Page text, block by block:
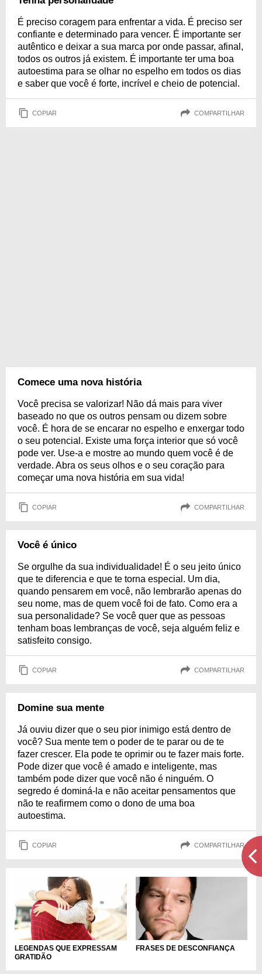
É preciso coragem para enfrentar a vida. É preciso ser
confiante e determinado para vencer. É importante ser
autêntico e deixar a sua marca por onde passar, afinal,
todos os outros já existem. É importante ter uma boa
autoestima para se olhar no espelho em todos os dias
e saber que você é forte, incrível e cheio de potencial.
COPIAR COMPARTILHAR
Comece uma nova história
Você precisa se valorizar! Não dá mais para viver
baseado no que os outros pensam ou dizem sobre
você. É hora de se encarar no espelho e enxergar todo
o seu potencial. Existe uma força interior que só você
pode ver. Use-a e mostre ao mundo quem você é de
verdade. Abra os seus olhos e o seu coração para
começar uma nova história em sua vida!
COPIAR COMPARTILHAR
Você é único
Se orgulhe da sua individualidade! É o seu jeito único
que te diferencia e que te torna especial. Um dia,
quando pensarem em você, não lembrarão apenas do
seu nome, mas de quem você foi de fato. Como era a
sua personalidade? Se você quer que as pessoas
tenham boas lembranças de você, seja alguém feliz e
satisfeito consigo.
COPIAR COMPARTILHAR
Domine sua mente
Já ouviu dizer que o seu pior inimigo está dentro de
você? Sua mente tem o poder de te parar ou de te
fazer crescer. Ela pode te oprimir ou te fazer mais forte.
Pode dizer que você é amado e inteligente, mas
também pode dizer que você não é ninguém. O
segredo é dominá-la e não aceitar pensamentos que
não te reafirmem como o dono de uma boa
autoestima.
COPIAR COMPARTILHAR
LEGENDAS QUE EXPRESSAM
GRATIDÃO
FRASES DE DESCONFIANÇA